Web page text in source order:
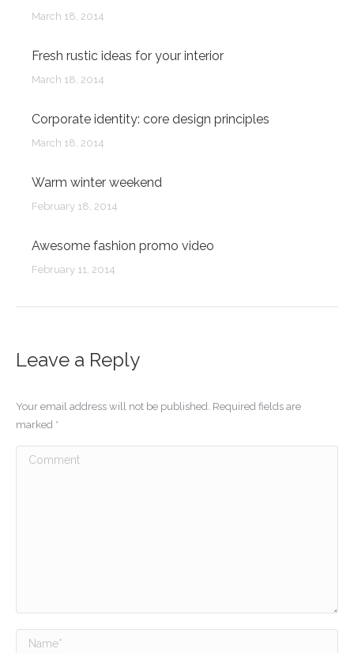
March 18, 2014
Fresh rustic ideas for your interior
March 18, 2014
Corporate identity: core design principles
March 18, 2014
Warm winter weekend
February 18, 2014
Awesome fashion promo video
February 11, 2014
Leave a Reply
Your email address will not be published. Required fields are
marked *
Comment
Name *